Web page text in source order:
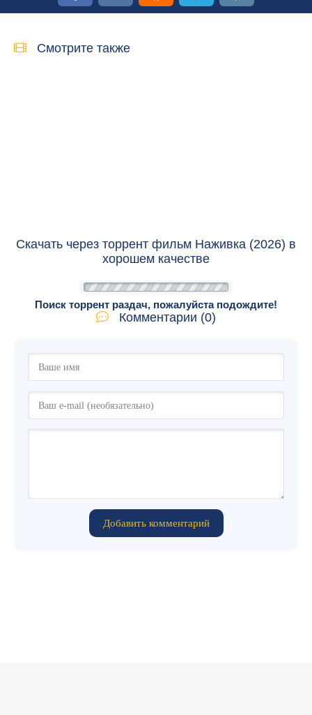
Смотрите также
Скачать через торрент фильм Наживка (2026) в
хорошем качестве
Поиск торрент раздач, пожалуйста подождите!
Комментарии (0)
Добавить комментарий